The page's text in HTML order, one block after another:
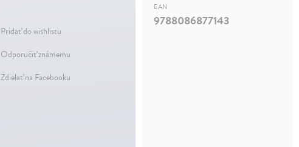
Pridať do wishlistu
Odporučiť známemu
Zdielať na Facebooku
EAN
9788086877143